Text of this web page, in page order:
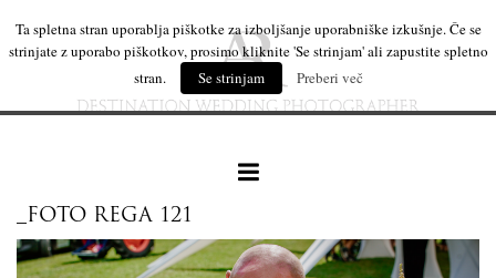
naše delo
_FOTO REGA 121
Ta spletna stran uporablja piškotke za izboljšanje uporabniške izkušnje. Če se
strinjate z uporabo piškotkov, prosimo kliknite 'Se strinjam' ali zapustite spletno
stran.
Se strinjam Preberi več